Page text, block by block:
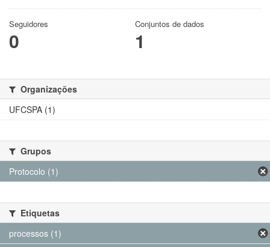
Seguidores
0
Conjuntos de dados
1
Organizações
UFCSPA (1)
Grupos
Protocolo (1)
Etiquetas
processos (1)